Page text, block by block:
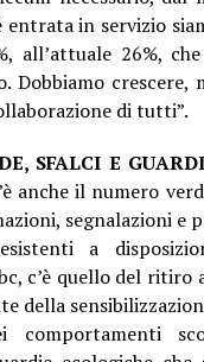
entrata in servizio
all’attuale 26%,
Dobbiamo crescere,
di tutti”.
SFALCI E
anche il numero
segnalazioni e
a
c’è quello del ritiro
della
comportamenti